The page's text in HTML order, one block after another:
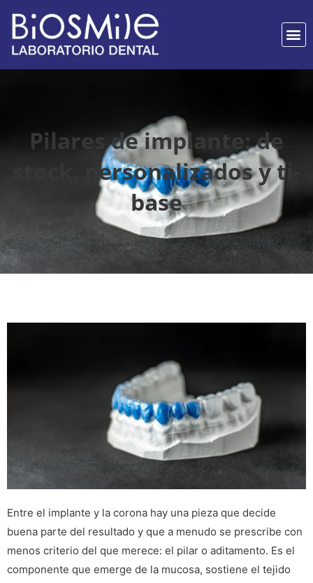
Pilares de implante: de
stock, personalizados y ti-
base
Entre el implante y la corona hay una pieza que decide
buena parte del resultado y que a menudo se prescribe con
menos criterio del que merece: el pilar o aditamento. Es el
componente que emerge de la mucosa, sostiene el tejido